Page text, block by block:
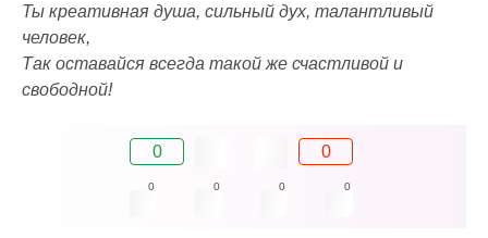
Ты креативная душа, сильный дух, талантливый
человек,
Так оставайся всегда такой же счастливой и
свободной!
0 0
0 0 0 0